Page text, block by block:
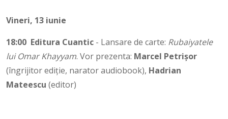
Vineri, 13 iunie
18:00 Editura Cuantic - Lansare de carte: Rubaiyatele
lui Omar Khayyam. Vor prezenta: Marcel Petrișor
(îngrijitor ediție, narator audiobook), Hadrian
Mateescu (editor)